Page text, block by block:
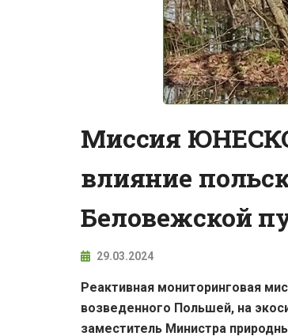
Миссия
влияние
Беловежской
29.03.2024
Реактивная мониторинговая
возведенного Польшей, на
заместитель Министра